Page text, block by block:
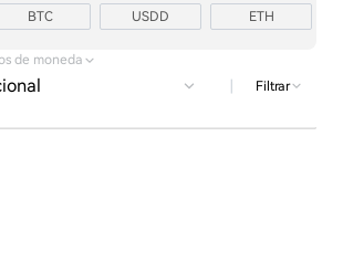
BTC USDD ETH
XRP
de moneda
| Filtrar